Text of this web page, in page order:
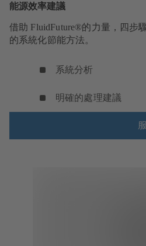
能源效率建議
借助 FluidFuture®的力量，四步
的系統化節能方法。
系統分析
明確的處理建議